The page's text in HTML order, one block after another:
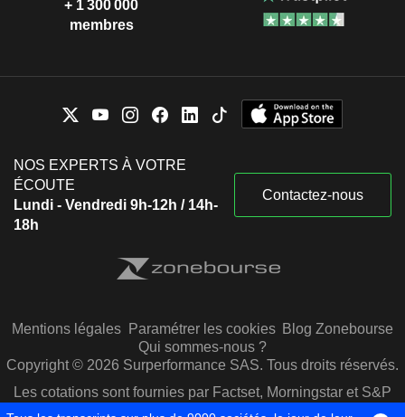
+ 1 300 000
membres
NOS EXPERTS À VOTRE
ÉCOUTE
Lundi - Vendredi 9h-12h / 14h-
18h
Contactez-nous
Mentions légales Paramétrer les cookies Blog Zonebourse
Qui sommes-nous ?
Copyright © 2026 Surperformance SAS. Tous droits réservés.
Les cotations sont fournies par Factset, Morningstar et S&P
Capital IQ